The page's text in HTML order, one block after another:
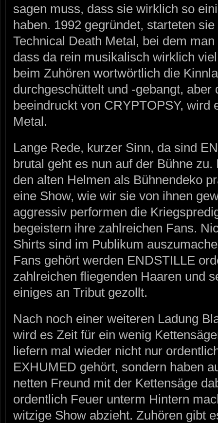
sagen muss, dass sie wirklich so
haben. 1992 gegründet, starteten
Technical Death Metal, bei dem
dass da rein musikalisch wirklich
beim Zuhören wortwörtlich die
durchgeschüttelt und -gebangt,
beeindruckt von CRYPTOPSY, wird
Metal.
Lange Rede, kurzer Sinn, da sind
brutal geht es nun auf der Bühne
den alten Helmen als Bühnendeko
eine Show, wie wir sie von ihnen
aggressiv performen die
begeistern ihre zahlreichen Fans.
Shirts sind im Publikum
Fans gehört werden ENDSTILLE
zahlreichen fliegenden Haaren und
einiges an Tribut gezollt.
Nach noch einer weiteren Ladung
wird es Zeit für ein wenig
liefern mal wieder nicht nur
EXHUMED gehört, sondern haben
netten Freund mit der Kettensäge
ordentlich Feuer unterm Hintern
witzige Show abzieht. Zuhören gibt